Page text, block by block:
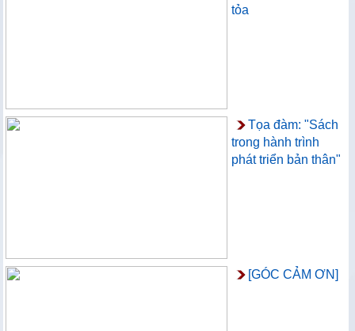
tỏa
Tọa đàm: "Sách
trong hành trình
phát triển bản thân"
[GÓC CẢM ƠN]